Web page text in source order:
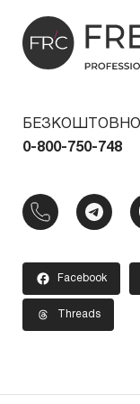
БЕЗКОШТОВНО
0-800-750-748
Facebook
Threads